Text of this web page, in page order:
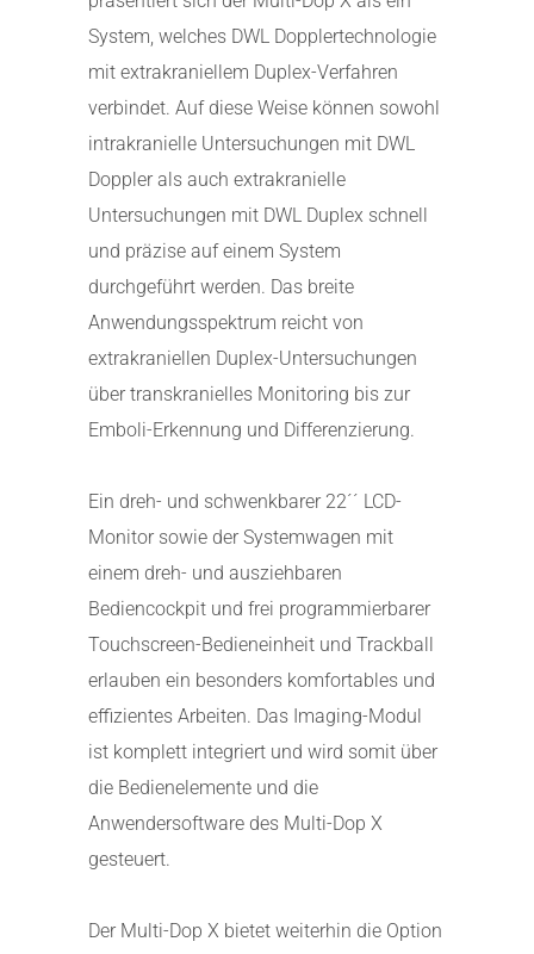
System, welches DWL Dopplertechnologie
mit extrakraniellem Duplex-Verfahren
verbindet. Auf diese Weise können sowohl
intrakranielle Untersuchungen mit DWL
Doppler als auch extrakranielle
Untersuchungen mit DWL Duplex schnell
und präzise auf einem System
durchgeführt werden. Das breite
Anwendungsspektrum reicht von
extrakraniellen Duplex-Untersuchungen
über transkranielles Monitoring bis zur
Emboli-Erkennung und Differenzierung.
Ein dreh- und schwenkbarer 22´´ LCD-
Monitor sowie der Systemwagen mit
einem dreh- und ausziehbaren
Bediencockpit und frei programmierbarer
Touchscreen-Bedieneinheit und Trackball
erlauben ein besonders komfortables und
effizientes Arbeiten. Das Imaging-Modul
ist komplett integriert und wird somit über
die Bedienelemente und die
Anwendersoftware des Multi-Dop X
gesteuert.
Der Multi-Dop X bietet weiterhin die Option